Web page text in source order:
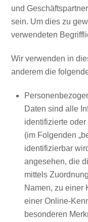
und
sein. Um dies zu
verwendeten
Wir verwenden in
anderem die
Daten sind alle
identifizierte
(im Folgenden
identifizierbar
angesehen, die
mittels
Namen, zu einer
einer Online-
besonderen